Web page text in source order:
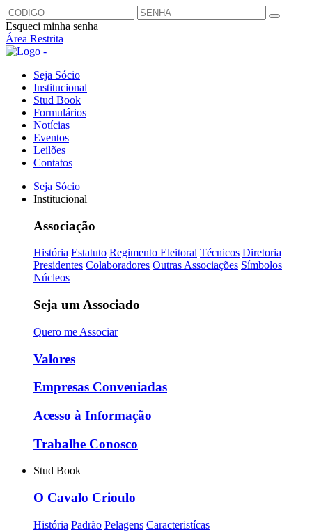
Esqueci minha senha
Área Restrita
Seja Sócio
Institucional
Stud Book
Formulários
Notícias
Eventos
Leilões
Contatos
Seja Sócio
Institucional
Associação
História Estatuto Regimento Eleitoral Técnicos Diretoria
Presidentes Colaboradores Outras Associações Símbolos
Núcleos
Seja um Associado
Quero me Associar
Valores
Empresas Conveniadas
Acesso à Informação
Trabalhe Conosco
Stud Book
O Cavalo Crioulo
História Padrão Pelagens Caracteristícas